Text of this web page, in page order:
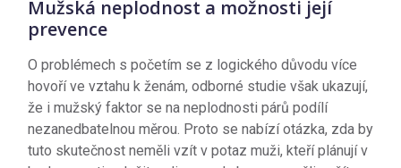
Mužská neplodnost a možnosti její
prevence
O problémech s početím se z logického důvodu více
hovoří ve vztahu k ženám, odborné studie však ukazují,
že i mužský faktor se na neplodnosti párů podílí
nezanedbatelnou měrou. Proto se nabízí otázka, zda by
tuto skutečnost neměli vzít v potaz muži, kteří plánují v